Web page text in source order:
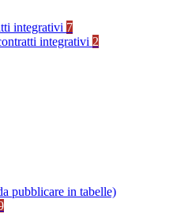
integrativi 7
integrativi 2
pubblicare in tabelle)